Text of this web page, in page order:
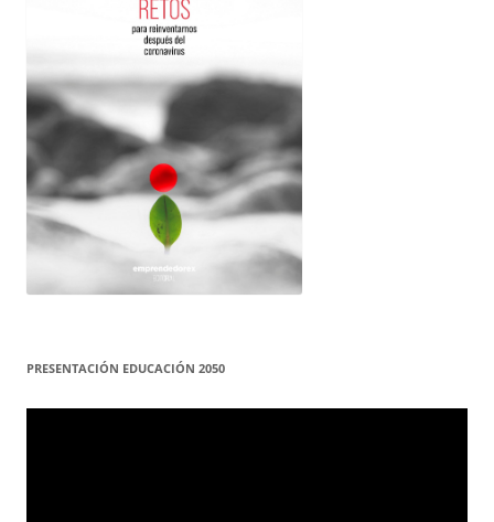
PRESENTACIÓN EDUCACIÓN 2050
Reproductor